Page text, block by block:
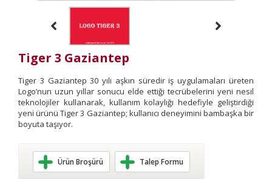
Tiger 3 Gaziantep
Tiger 3 Gaziantep 30 yılı aşkın süredir iş uygulamaları üreten
Logo’nun uzun yıllar sonucu elde ettiği tecrübelerini yeni nesil
teknolojiler kullanarak, kullanım kolaylığı hedefiyle geliştirdiği
yeni ürünü Tiger 3 Gaziantep; kullanıcı deneyimini bambaşka bir
boyuta taşıyor.
Ürün Broşürü Talep Formu